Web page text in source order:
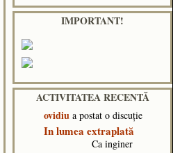
IMPORTANT!
ACTIVITATEA RECENTĂ
ovidiu a postat o discuţie
In lumea extraplată
Ca inginer